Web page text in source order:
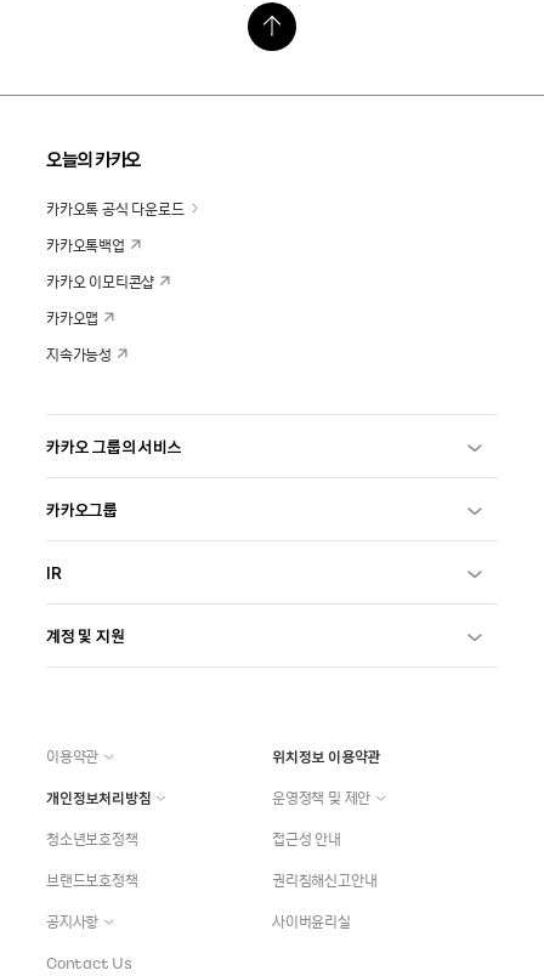
오늘의 카카오
카카오톡 공식 다운로드
카카오톡백업
카카오 이모티콘샵
카카오맵
지속가능성
카카오 그룹의 서비스
카카오그룹
IR
계정 및 지원
이용약관
위치정보 이용약관
개인정보처리방침
운영정책 및 제안
청소년보호정책
접근성 안내
브랜드보호정책
권리침해신고안내
공지사항
사이버윤리실
Contact Us